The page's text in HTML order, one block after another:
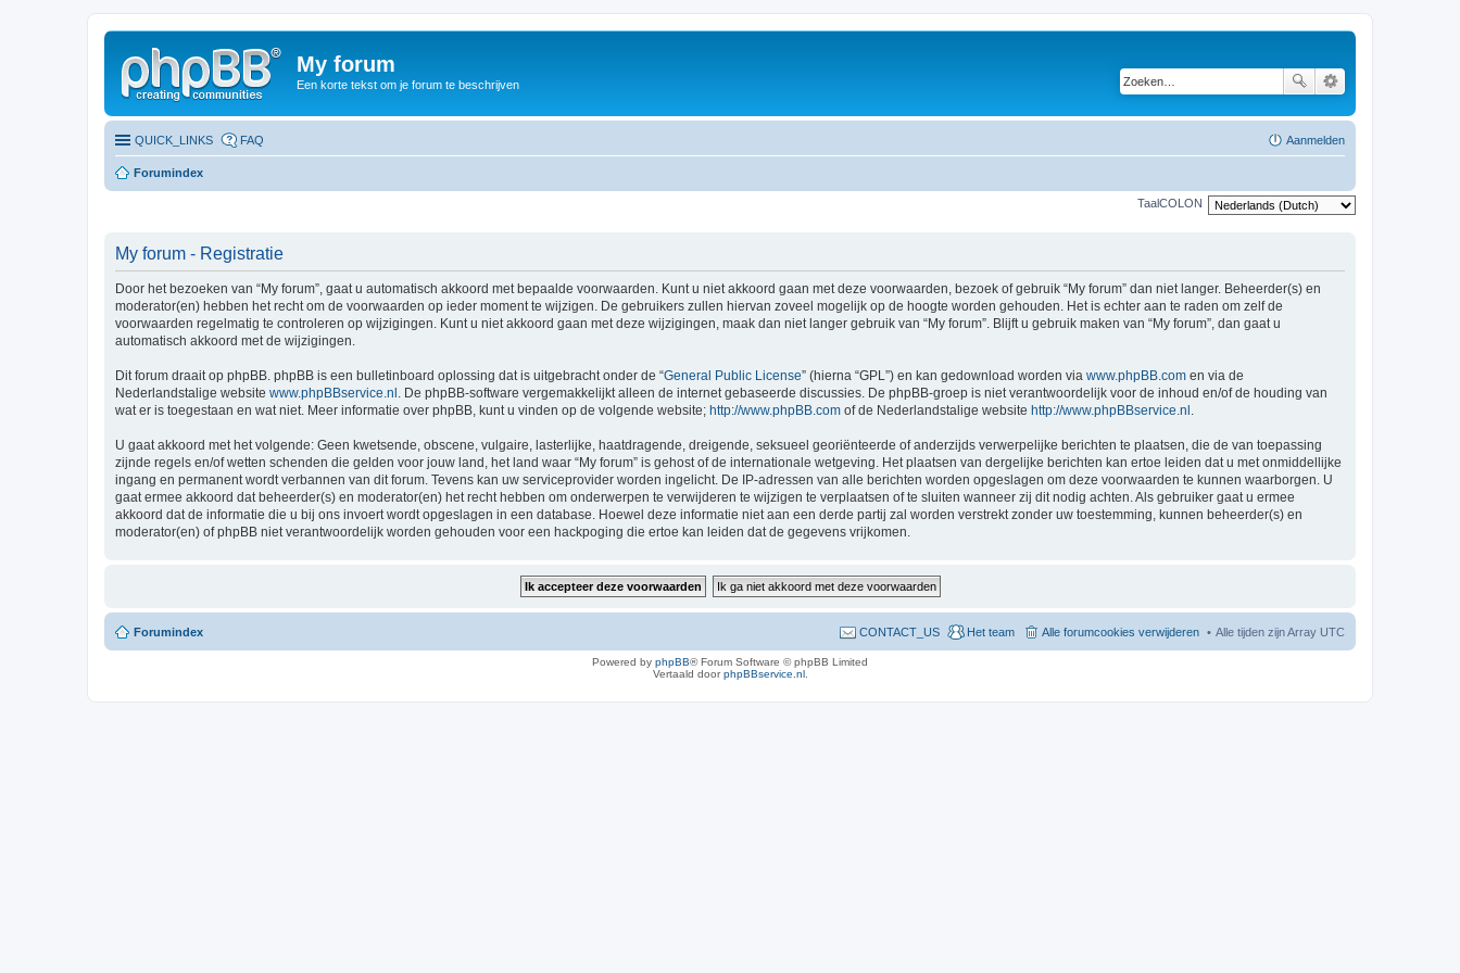
My forum
Een korte tekst om je forum te beschrijven
QUICK_LINKS FAQ Aanmelden
Forumindex
TaalCOLON
My forum - Registratie
Door het bezoeken van “My forum”, gaat u automatisch akkoord met bepaalde voorwaarden. Kunt u niet akkoord gaan met deze voorwaarden, bezoek of gebruik “My forum” dan niet langer. Beheerder(s) en
moderator(en) hebben het recht om de voorwaarden op ieder moment te wijzigen. De gebruikers zullen hiervan zoveel mogelijk op de hoogte worden gehouden. Het is echter aan te raden om zelf de
voorwaarden regelmatig te controleren op wijzigingen. Kunt u niet akkoord gaan met deze wijzigingen, maak dan niet langer gebruik van “My forum”. Blijft u gebruik maken van “My forum”, dan gaat u
automatisch akkoord met de wijzigingen.
Dit forum draait op phpBB. phpBB is een bulletinboard oplossing dat is uitgebracht onder de “General Public License” (hierna “GPL”) en kan gedownload worden via www.phpBB.com en via de
Nederlandstalige website www.phpBBservice.nl . De phpBB-software vergemakkelijkt alleen de internet gebaseerde discussies. De phpBB-groep is niet verantwoordelijk voor de inhoud en/of de houding van
wat er is toegestaan en wat niet. Meer informatie over phpBB, kunt u vinden op de volgende website; http://www.phpBB.com of de Nederlandstalige website http://www.phpBBservice.nl .
U gaat akkoord met het volgende: Geen kwetsende, obscene, vulgaire, lasterlijke, haatdragende, dreigende, seksueel georiënteerde of anderzijds verwerpelijke berichten te plaatsen, die de van toepassing
zijnde regels en/of wetten schenden die gelden voor jouw land, het land waar “My forum” is gehost of de internationale wetgeving. Het plaatsen van dergelijke berichten kan ertoe leiden dat u met onmiddellijke
ingang en permanent wordt verbannen van dit forum. Tevens kan uw serviceprovider worden ingelicht. De IP-adressen van alle berichten worden opgeslagen om deze voorwaarden te kunnen waarborgen. U
gaat ermee akkoord dat beheerder(s) en moderator(en) het recht hebben om onderwerpen te verwijderen te wijzigen te verplaatsen of te sluiten wanneer zij dit nodig achten. Als gebruiker gaat u ermee
akkoord dat de informatie die u bij ons invoert wordt opgeslagen in een database. Hoewel deze informatie niet aan een derde partij zal worden verstrekt zonder uw toestemming, kunnen beheerder(s) en
moderator(en) of phpBB niet verantwoordelijk worden gehouden voor een hackpoging die ertoe kan leiden dat de gegevens vrijkomen.
Forumindex Alle tijden zijn Array UTC
Alle forumcookies verwijderen
Het team
CONTACT_US
Powered by phpBB® Forum Software © phpBB Limited
Vertaald doorphpBBservice.nl.